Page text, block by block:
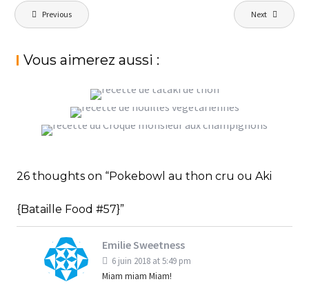
Navigation
de
Previous Next
Vous aimerez aussi :
TATAKI DE THON FRAIS
CROQUE MONSIEUR AUX CHAMPIGNONS
jours
26 thoughts on “Pokebowl au thon cru ou Aki
{Bataille Food #57}”
Emilie Sweetness
6 juin 2018 at 5:49 pm
Miam miam Miam!